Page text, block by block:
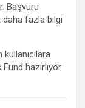
Başvuru
daha fazla bilgi